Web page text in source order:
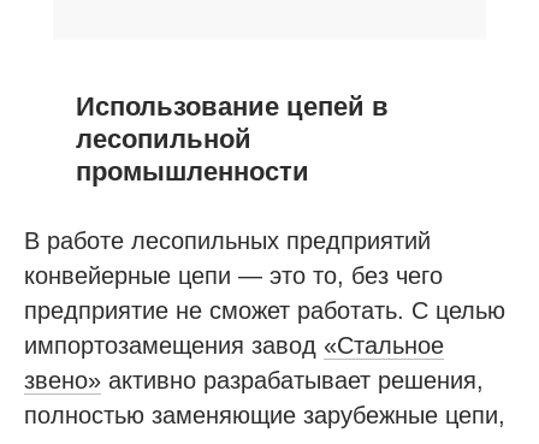
Использование цепей в
лесопильной
промышленности
В работе лесопильных предприятий
конвейерные цепи — это то, без чего
предприятие не сможет работать. С целью
импортозамещения завод «Стальное
звено» активно разрабатывает решения,
полностью заменяющие зарубежные цепи,